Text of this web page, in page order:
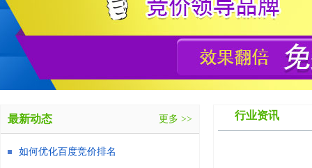
行业资讯
最新动态 更多 >>
如何优化百度竞价排名